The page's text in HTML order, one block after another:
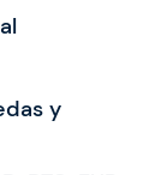
y